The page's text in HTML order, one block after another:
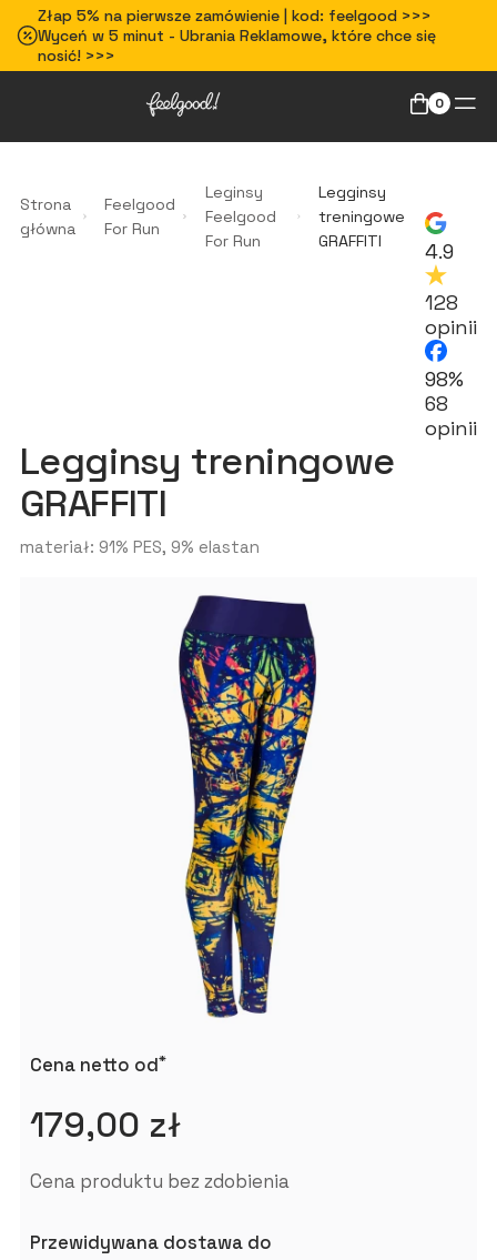
Złap 5% na pierwsze zamówienie | kod: feelgood >>>
Wyceń w 5 minut - Ubrania Reklamowe, które chce się
nosić! >>>
0
Strona
główna
Feelgood
For Run
Leginsy
Feelgood
For Run
Legginsy
treningowe
GRAFFITI
4.9
128
opinii
98%
68
opinii
Legginsy treningowe
GRAFFITI
materiał: 91% PES, 9% elastan
Cena netto od*
179,00 zł
Cena produktu bez zdobienia
Przewidywana dostawa do